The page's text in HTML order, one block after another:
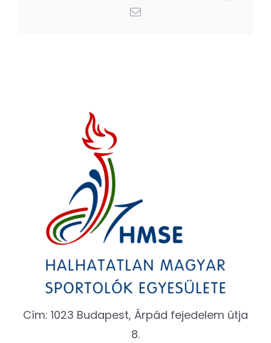
Email
Cím: 1023 Budapest, Árpád fejedelem útja
8.